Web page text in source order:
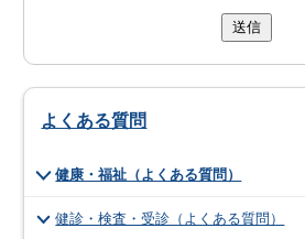
送信
よくある質問
健康・福祉（よくある質問）
健診・検査・受診（よくある質問）